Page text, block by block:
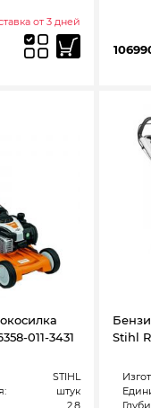
от 3 дней
011-3431
STIHL
штук
2,8
Stihl